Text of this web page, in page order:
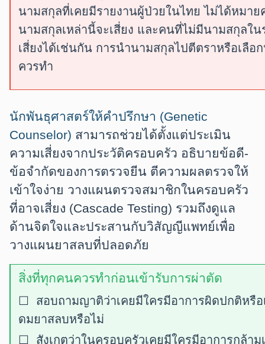
นามสกุลที่เคยมีรายงานผู้ป่วยในไทย ไม่ได้หมา
นามสกุลเหล่านี้จะเสี่ยง และคนที่ไม่มีนามสกุลใ
เสี่ยงได้เช่นกัน การนำนามสกุลไปตีตราหรือเลือ
ควรทำ
นักพันธุศาสตร์ให้คำปรึกษา (Genetic
Counselor) สามารถช่วยได้ตั้งแต่ประเมิน
ความเสี่ยงจากประวัติครอบครัว อธิบายข้อดี-
ข้อจำกัดของการตรวจยีน ตีความผลตรวจให้
เข้าใจง่าย วางแผนตรวจสมาชิกในครอบครัว
ที่อาจเสี่ยง (Cascade Testing) รวมถึงดูแล
ด้านจิตใจและประสานกับวิสัญญีแพทย์เพื่อ
วางแผนยาสลบที่ปลอดภัย
สิ่งที่ทุกคนควรทำก่อนเข้ารับการผ่าตัด
☐ สอบถามญาติว่าเคยมีใครมีอาการผิดปกติหรือ
ดมยาสลบหรือไม่
☐ สังเกตว่าในครอบครัวเคยมีใครมีอาการกล้าม